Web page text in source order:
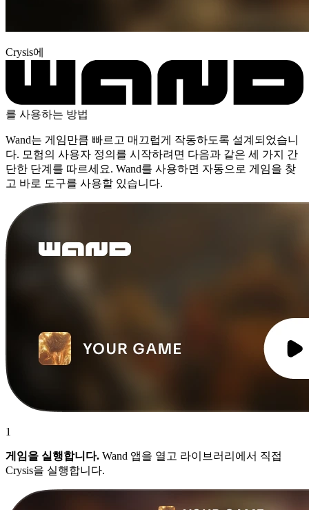
Crysis에
를 사용하는 방법
Wand는 게임만큼 빠르고 매끄럽게 작동하도록 설계되었습니
다. 모험의 사용자 정의를 시작하려면 다음과 같은 세 가지 간
단한 단계를 따르세요. Wand를 사용하면 자동으로 게임을 찾
고 바로 도구를 사용할 있습니다.
1
게임을 실행합니다. Wand 앱을 열고 라이브러리에서 직접
Crysis을 실행합니다.